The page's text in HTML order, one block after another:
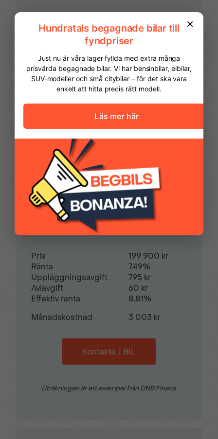
Start- & Stoppfunktion Stolvärme fram
Stolvärme fram och
Yttertemperaturmätare
FINANSIERING
Vi hjälper dig att ordna finansiering av
månadskostnad och även göra en
ansökan online.
Kontantinsats49 975,00 kr
Avbetalningstid månader
Restvärde0%
Pris
199 900 kr
Ränta
7,49%
Uppläggningsavgift
795 kr
Aviavgift
60 kr
Effektiv ränta
8,81%
Månadskostnad
3 003 kr
Kontakta J BIL
Uträkningen är ett exempel från DNB Finans.